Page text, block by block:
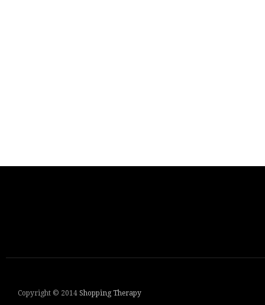
Copyright © 2014 Shopping Therapy